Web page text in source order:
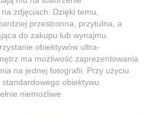
zdjęciach. Dzięki temu,
przestronna, przytulna, a
do zakupu lub wynajmu.
obiektywów ultra-
ma możliwość zaprezentowania
na jednej fotografii. Przy użyciu
obiektywu
niemożliwe.